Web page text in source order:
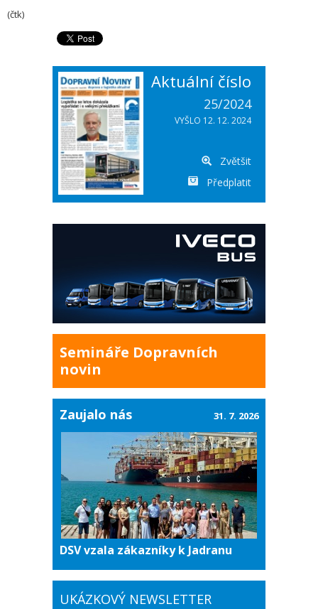
(čtk)
Aktuální číslo
25/2024
VYŠLO 12. 12. 2024
Zvětšit
Předplatit
Semináře Dopravních
novin
Zaujalo nás
DSV vzala zákazníky k Jadranu
31. 7. 2026
UKÁZKOVÝ NEWSLETTER